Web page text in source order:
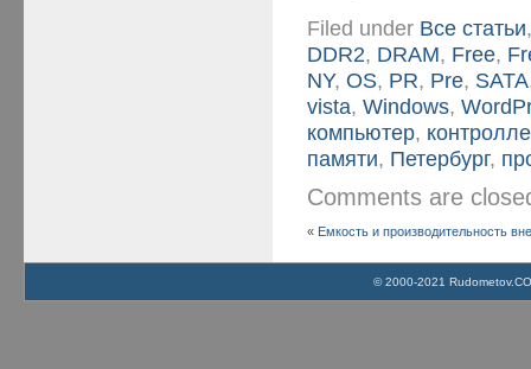
Filed under Все статьи
DDR2, DRAM, Free,
NY,OS, PR, Pre, SATA
vista,Windows,
компьютер,
памяти, Петербург,
Comments are
« Емкость и производительность
© 2000-2021